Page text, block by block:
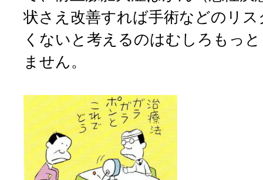
状さえ改善すれば手術などのリ
くないと考えるのはむしろもっ
ません。